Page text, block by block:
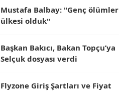
Dr. HAKAN TARTAN
Prof. Dr. YÜCEL OCAK
Mustafa Balbay: "Genç ölümler
ülkesi olduk"
Başkan Bakıcı, Bakan Topçu’ya
Selçuk dosyası verdi
Flyzone Giriş Şartları ve Fiyat